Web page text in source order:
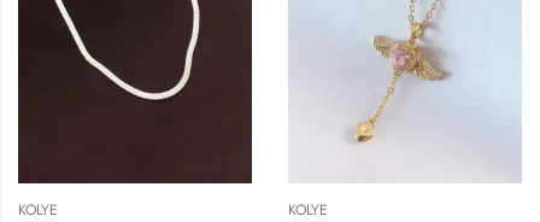
KOLYE KOLYE